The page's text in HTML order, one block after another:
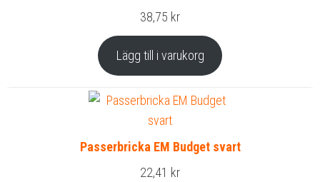
38,75 kr
Lägg till i varukorg
Passerbricka EM Budget svart
22,41 kr